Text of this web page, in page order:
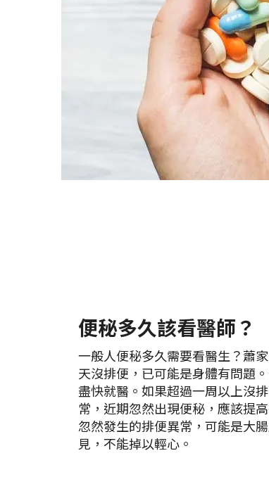
便秘多久該看醫師？
一般人便秘多久需要看醫生？蕭
天沒排便，已可能是身體有問題
盡快就醫。如果超過一周以上沒
常，近期忽然出現便秘，應該提
忽然發生的排便異常，可能是大
見，不能掉以輕心。